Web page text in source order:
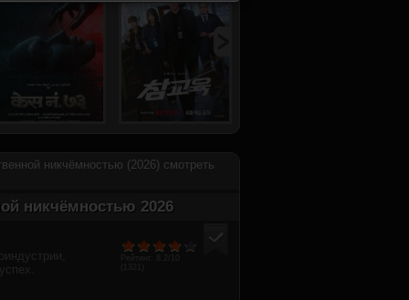
никчёмностью (2026) смотреть
никчёмностью 2026